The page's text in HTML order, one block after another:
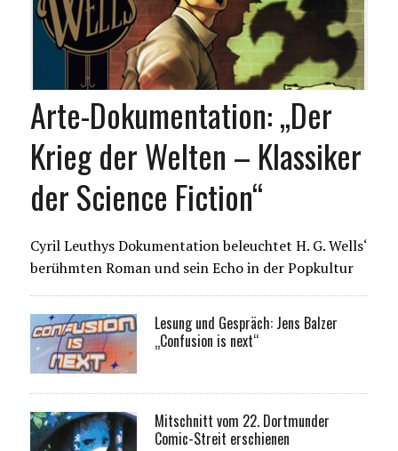
Arte-Dokumentation: „Der
Krieg der Welten – Klassiker
der Science Fiction“
Cyril Leuthys Dokumentation beleuchtet H. G. Wells‘
berühmten Roman und sein Echo in der Popkultur
Lesung und Gespräch: Jens Balzer
„Confusion is next“
Mitschnitt vom 22. Dortmunder
Comic-Streit erschienen